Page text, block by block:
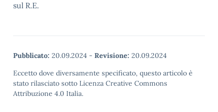
sul R.E.
Pubblicato: 20.09.2024 - Revisione: 20.09.2024
Eccetto dove diversamente specificato, questo articolo è
stato rilasciato sotto Licenza Creative Commons
Attribuzione 4.0 Italia.